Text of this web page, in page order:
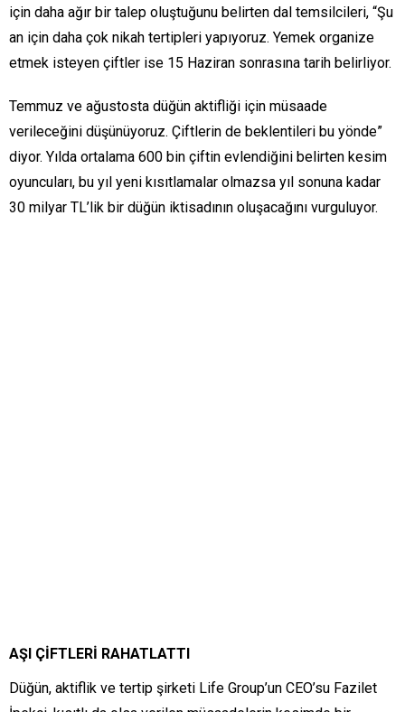
için daha ağır bir talep oluştuğunu belirten dal temsilcileri, “Şu
an için daha çok nikah tertipleri yapıyoruz. Yemek organize
etmek isteyen çiftler ise 15 Haziran sonrasına tarih belirliyor.
Temmuz ve ağustosta düğün aktifliği için müsaade
verileceğini düşünüyoruz. Çiftlerin de beklentileri bu yönde”
diyor. Yılda ortalama 600 bin çiftin evlendiğini belirten kesim
oyuncuları, bu yıl yeni kısıtlamalar olmazsa yıl sonuna kadar
30 milyar TL’lik bir düğün iktisadının oluşacağını vurguluyor.
AŞI ÇİFTLERİ RAHATLATTI
Düğün, aktiflik ve tertip şirketi Life Group’un CEO’su Fazilet